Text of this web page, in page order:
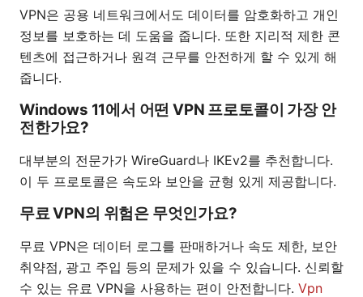
VPN은 공용 네트워크에서도 데이터를 암호화하고 개인
정보를 보호하는 데 도움을 줍니다. 또한 지리적 제한 콘
텐츠에 접근하거나 원격 근무를 안전하게 할 수 있게 해
줍니다.
Windows 11에서 어떤 VPN 프로토콜이 가장 안
전한가요?
대부분의 전문가가 WireGuard나 IKEv2를 추천합니다.
이 두 프로토콜은 속도와 보안을 균형 있게 제공합니다.
무료 VPN의 위험은 무엇인가요?
무료 VPN은 데이터 로그를 판매하거나 속도 제한, 보안
취약점, 광고 주입 등의 문제가 있을 수 있습니다. 신뢰할
수 있는 유료 VPN을 사용하는 편이 안전합니다. Vpn